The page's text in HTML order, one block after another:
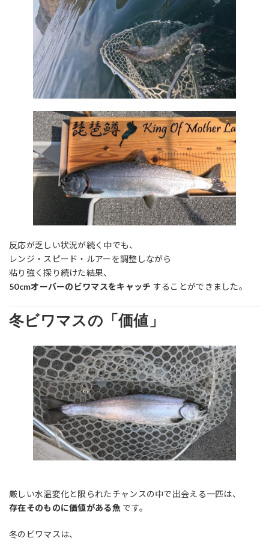
反応が乏しい状況が続く中でも、
レンジ・スピード・ルアーを調整しながら
粘り強く探り続けた結果、
50cmオーバーのビワマスをキャッチ することができました。
冬ビワマスの「価値」
厳しい水温変化と限られたチャンスの中で出会える一匹は、
存在そのものに価値がある魚 です。
冬のビワマスは、